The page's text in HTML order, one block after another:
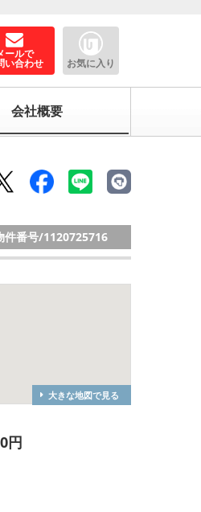
ールで
い合わせ お気に入り
会社概要
件番号/1120725716
大きな地図で見る
円